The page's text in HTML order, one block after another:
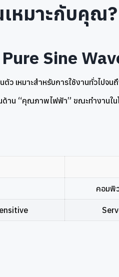
หมาะกับคุณ?
Sine
ว เหมาะสำหรับการใช้งานทั่วไปจ
ด้าน “คุณภาพไฟฟ้า” ขณะทำงานใน
คอมพิ